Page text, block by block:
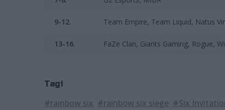
9-12. Team Empire, Team Liquid, Natus
13-16. FaZe Clan, Giants Gaming, Rogue,
Tagi
#rainbow six #rainbow six siege #Six